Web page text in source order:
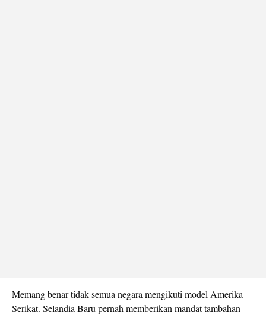
Memang benar tidak semua negara mengikuti model Amerika
Serikat. Selandia Baru pernah memberikan mandat tambahan